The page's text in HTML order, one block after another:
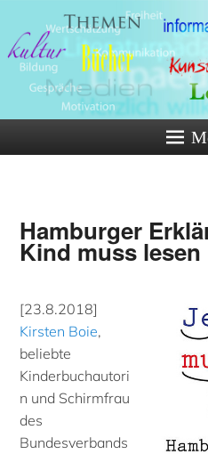
Hamburger
Kind muss
[23.8.2018]
Kirsten Boie,
beliebte
Kinderbuchautori
n und Schirmfrau
des
Bundesverbands